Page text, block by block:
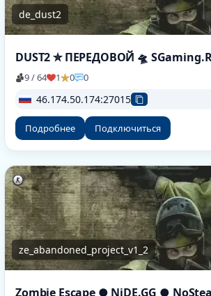
de_dust2
DUST2 ✮ ПEPEДOBOЙ 🛸
9 / 64 1 0 0
46.174.50.174:27015
Подробнее Подключиться
ze_abandoned_project_v1_2